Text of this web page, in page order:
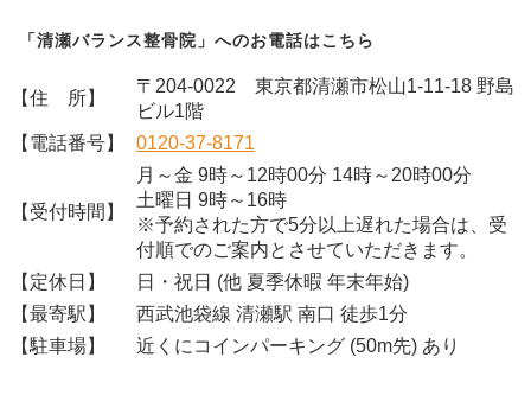
「清瀬バランス整骨院」へのお電話はこちら
【住 所】
〒204-0022 東京都清瀬市松山1-11-18 野島
ビル1階
【電話番号】
0120-37-8171
【受付時間】
月～金 9時～12時00分 14時～20時00分
土曜日 9時～16時
※予約された方で5分以上遅れた場合は、受
付順でのご案内とさせていただきます。
【定休日】
日・祝日 (他 夏季休暇 年末年始)
【最寄駅】
西武池袋線 清瀬駅 南口 徒歩1分
【駐車場】
近くにコインパーキング (50m先) あり